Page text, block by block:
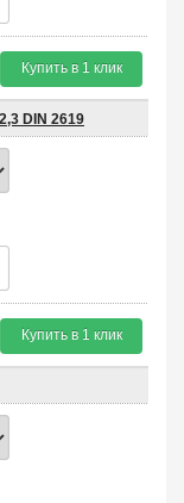
Купить в 1 клик
DIN 2619
Купить в 1 клик